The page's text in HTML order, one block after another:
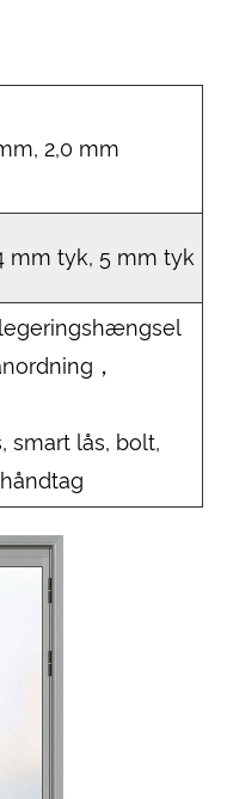
2,0 mm
mm tyk, 5 mm tyk
，
smart lås, bolt,